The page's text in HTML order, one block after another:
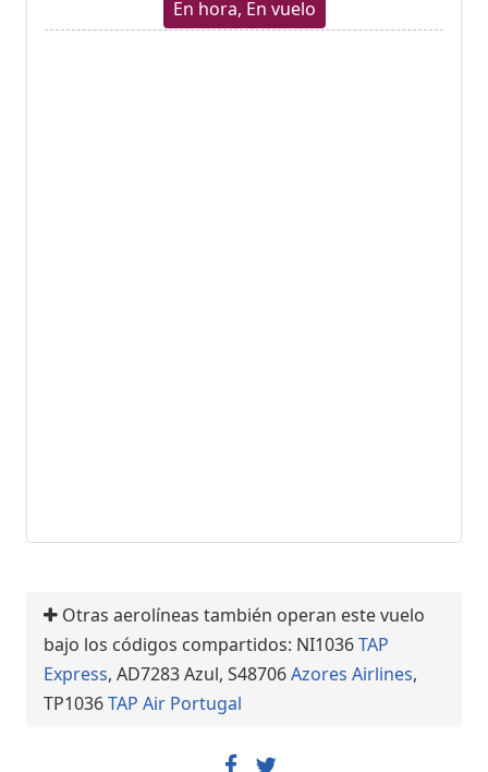
En hora, En vuelo
Otras aerolíneas también operan este vuelo
bajo los códigos compartidos: NI1036TAP
Express, AD7283 Azul, S48706Azores Airlines,
TP1036TAP Air Portugal